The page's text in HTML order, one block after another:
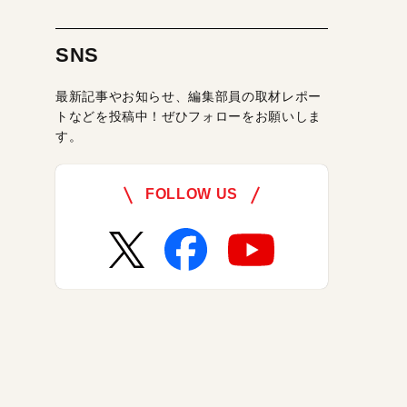
SNS
最新記事やお知らせ、編集部員の取材レポー
トなどを投稿中！ぜひフォローをお願いしま
す。
FOLLOW US